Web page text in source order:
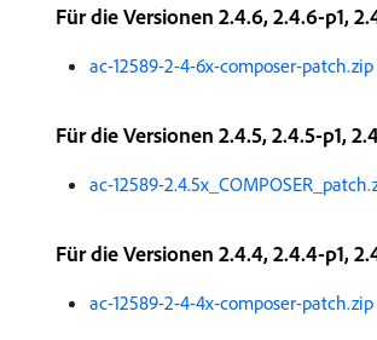
Für die Versionen 2.4.6, 2.4.6-p1,
ac-12589-2-4-6x-composer-patch.zip
Für die Versionen 2.4.5, 2.4.5-p1,
ac-12589-
Für die Versionen 2.4.4, 2.4.4-p1,
ac-12589-2-4-4x-composer-patch.zip